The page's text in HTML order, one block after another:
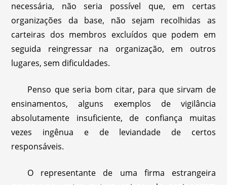
necessária, não seria possível que, em certas
organizações da base, não sejam recolhidas as
carteiras dos membros excluídos que podem em
seguida reingressar na organização, em outros
lugares, sem dificuldades.
Penso que seria bom citar, para que sirvam de
ensinamentos, alguns exemplos de vigilância
absolutamente insuficiente, de confiança muitas
vezes ingênua e de leviandade de certos
responsáveis.
O representante de uma firma estrangeira